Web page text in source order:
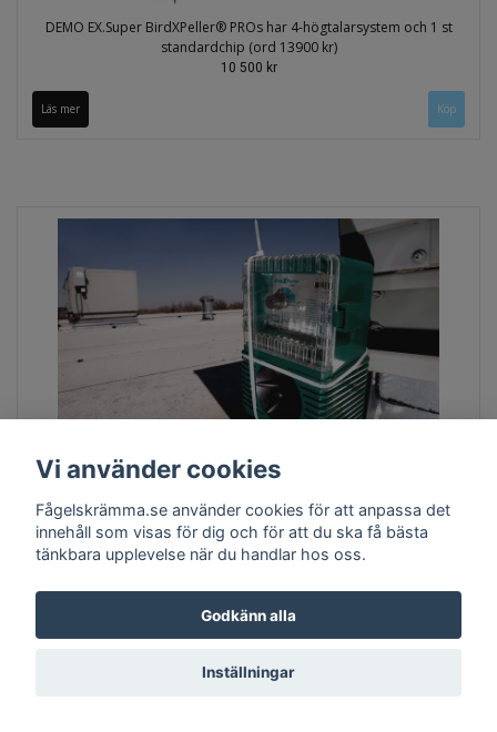
DEMO EX.Super BirdXPeller® PROs har 4-högtalarsystem och 1 st
standardchip (ord 13900 kr)
10 500 kr
Läs mer
BirdXpeller Pro Fågelskrämma ljudskrämma, Version 1. ink moms
Fraktfritt
4 900 kr
Läs mer
Vi använder cookies
Fågelskrämma.se använder cookies för att anpassa det
innehåll som visas för dig och för att du ska få bästa
tänkbara upplevelse när du handlar hos oss.
Godkänn alla
Inställningar